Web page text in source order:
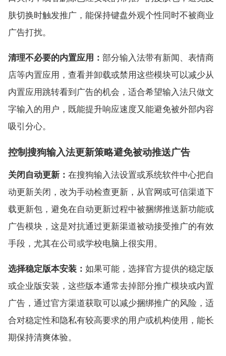
肤切换时触发推广，能保持键盘外观个性同时不被商业
广告打扰。
清理不必要的内置应用： 部分输入法带有新闻、表情商
店等内置应用，查看并卸载或禁用这些模块可以减少从
内置应用跳转看到广告的机会，适合希望输入法只做文
字输入的用户，既能提升响应速度又能避免被外部内容
吸引分心。
控制搜狗输入法更新策略避免被动推送广告
关闭自动更新： 在搜狗输入法设置或系统软件中心把自
动更新关闭，改为手动检查更新，从官网或可信渠道下
载更新包，避免在自动更新过程中被捆绑推送新功能或
广告模块，这是对抗通过更新渠道被动接受推广的有效
手段，尤其在公司或学校电脑上很实用。
选择稳定版本安装： 如果可能，选择官方提供的稳定版
或企业版安装，这些版本通常去掉部分推广模块或内置
广告，通过官方渠道获取可以减少捆绑推广的风险，适
合对稳定性和隐私有较高要求的用户或机构使用，能长
期保持清爽体验。